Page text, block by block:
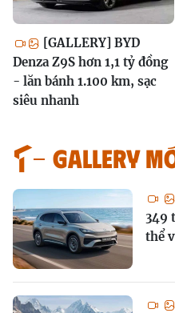
[GALLERY] BYD
Denza Z9S hơn 1,1 tỷ đồng
- lăn bánh 1.100 km, sạc
siêu nhanh
GALLERY
349
thể